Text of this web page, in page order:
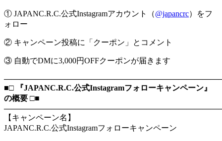
① JAPANC.R.C.公式Instagramアカウント（@japancrc）をフ
ォロー
② キャンペーン投稿に「クーポン」とコメント
③ 自動でDMに3,000円OFFクーポンが届きます
■□ 『JAPANC.R.C.公式Instagramフォローキャンペーン』
の概要 □■
【キャンペーン名】
JAPANC.R.C.公式Instagramフォローキャンペーン